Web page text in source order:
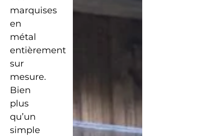
marquises
en
métal
entièrement
sur
mesure.
Bien
plus
qu’un
simple